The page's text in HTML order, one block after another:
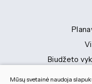
Biudžeto
Mūsų svetainė naudoja